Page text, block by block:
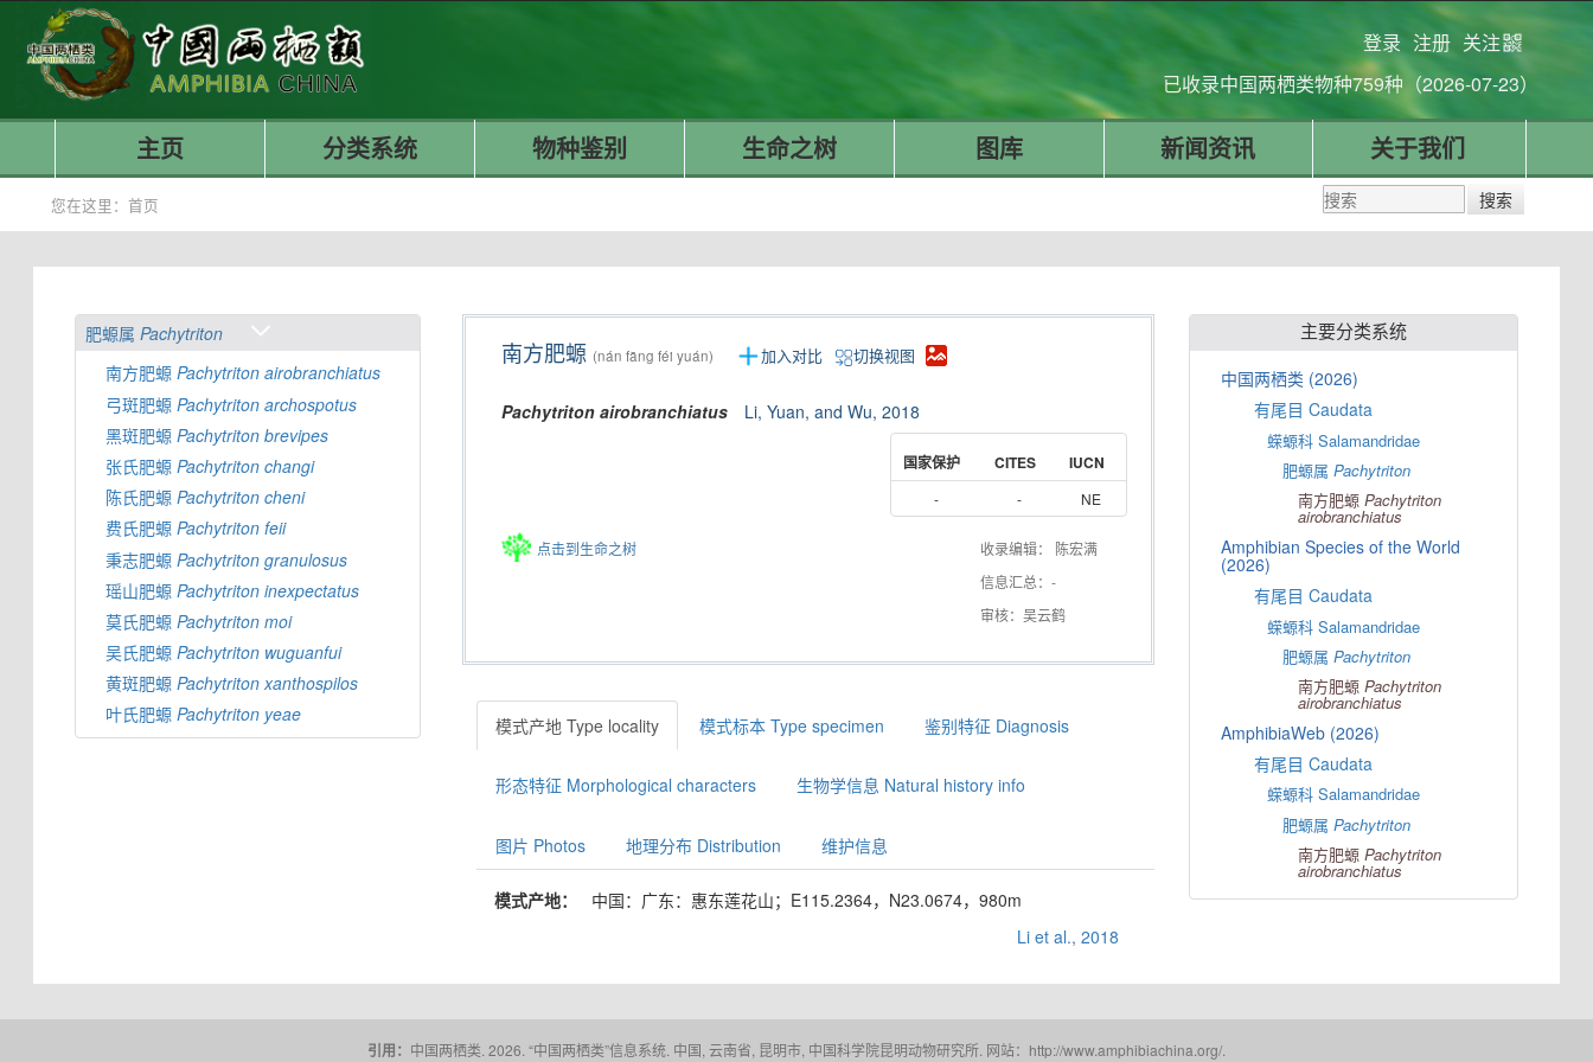
登录 注册 关注
已收录中国两栖类物种759种（2026-07-23）
主页 分类系统 物种鉴别 生命之树 图库 新闻资讯 关于我们
您在这里：首页
肥螈属Pachytriton
南方肥螈Pachytriton airobranchiatus
弓斑肥螈Pachytriton archospotus
黑斑肥螈Pachytriton brevipes
张氏肥螈Pachytriton changi
陈氏肥螈Pachytriton cheni
费氏肥螈Pachytriton feii
秉志肥螈Pachytriton granulosus
瑶山肥螈Pachytriton inexpectatus
莫氏肥螈Pachytriton moi
吴氏肥螈Pachytriton wuguanfui
黄斑肥螈Pachytriton xanthospilos
叶氏肥螈Pachytriton yeae
南方肥螈 (nán fāng féi yuán) 加入对比 切换视图
Pachytriton airobranchiatus Li, Yuan, and Wu, 2018
国家保护 CITES IUCN
- - NE
点击到生命之树
收录编辑： 陈宏满
信息汇总：-
审核：吴云鹤
模式产地 Type locality 模式标本 Type specimen 鉴别特征 Diagnosis
形态特征 Morphological characters 生物学信息 Natural history info
图片 Photos 地理分布 Distribution 维护信息
模式产地：
中国：广东：惠东莲花山；E115.2364，N23.0674，980m
Li et al., 2018
主要分类系统
中国两栖类 (2026)
有尾目 Caudata
蝾螈科 Salamandridae
肥螈属Pachytriton
南方肥螈Pachytriton
airobranchiatus
Amphibian Species of the World
(2026)
有尾目 Caudata
蝾螈科 Salamandridae
肥螈属Pachytriton
南方肥螈Pachytriton
airobranchiatus
AmphibiaWeb (2026)
有尾目 Caudata
蝾螈科 Salamandridae
肥螈属Pachytriton
南方肥螈Pachytriton
airobranchiatus
引用： 中国两栖类. 2026. “中国两栖类”信息系统. 中国, 云南省, 昆明市, 中国科学院昆明动物研究所. 网站：http://www.amphibiachina.org/.